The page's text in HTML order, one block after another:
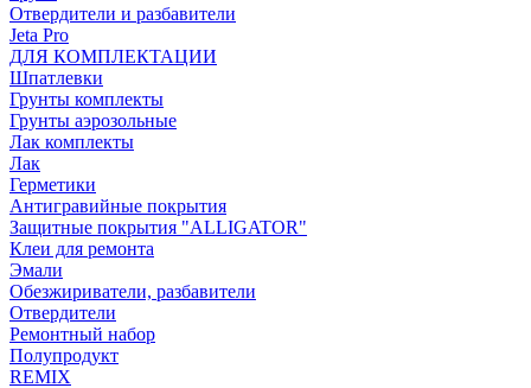
Отвердители и разбавители
Jeta Pro
ДЛЯ КОМПЛЕКТАЦИИ
Шпатлевки
Грунты комплекты
Грунты аэрозольные
Лак комплекты
Лак
Герметики
Антигравийные покрытия
Защитные покрытия "ALLIGATOR"
Клеи для ремонта
Эмали
Обезжириватели, разбавители
Отвердители
Ремонтный набор
Полупродукт
REMIX